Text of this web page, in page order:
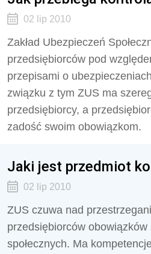
02 lip 2010
Zakład Ubezpieczeń
przedsiębiorców pod
przepisami o
związku z tym ZUS ma
przedsiębiorcy, a
zadość swoim obowiązkom.
Jaki jest przedmiot
02 lip 2010
ZUS czuwa nad
przedsiębiorców
społecznych. Ma